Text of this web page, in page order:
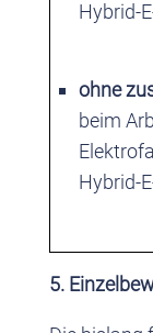
Hybrid-
ohne
beim
Hybrid-
5.